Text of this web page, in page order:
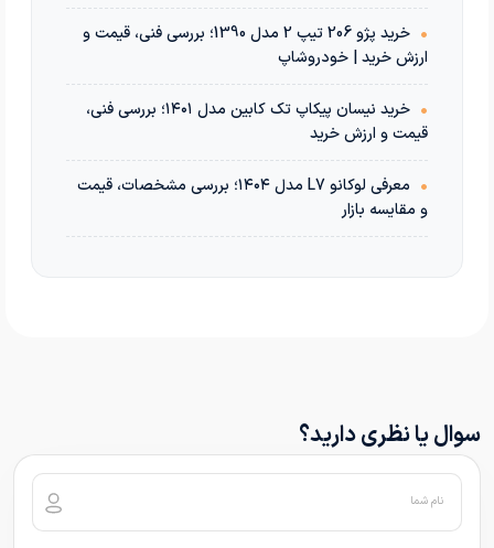
•
خرید پژو 206 تیپ 2 مدل 1390؛ بررسی فنی، قیمت و
ارزش خرید | خودروشاپ
•
خرید نیسان پیکاپ تک کابین مدل ۱۴۰۱؛ بررسی فنی،
قیمت و ارزش خرید
•
معرفی لوکانو L7 مدل ۱۴۰۴؛ بررسی مشخصات، قیمت
و مقایسه بازار
سوال یا نظری دارید؟
نام شما